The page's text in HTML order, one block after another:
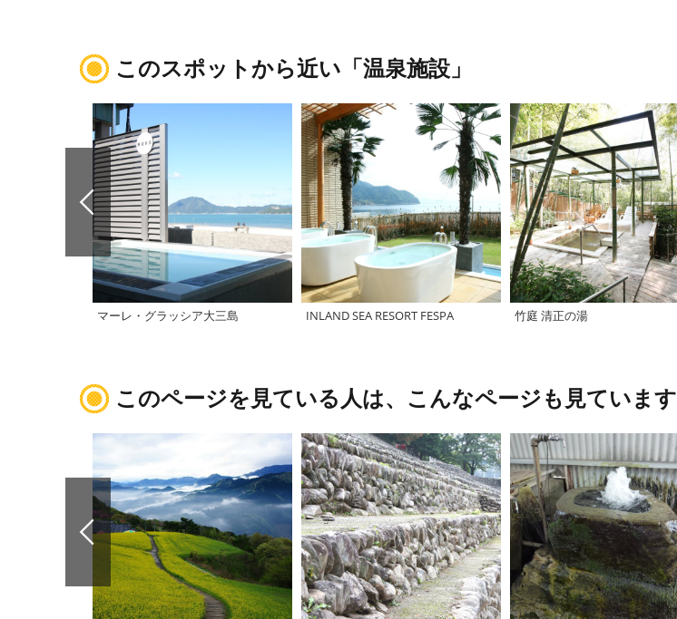
このスポットから近い「温泉施設」
マーレ・グラッシア大三島 INLAND SEA RESORT FESPA 竹庭 清正の湯
このページを見ている人は、こんなページも見ています